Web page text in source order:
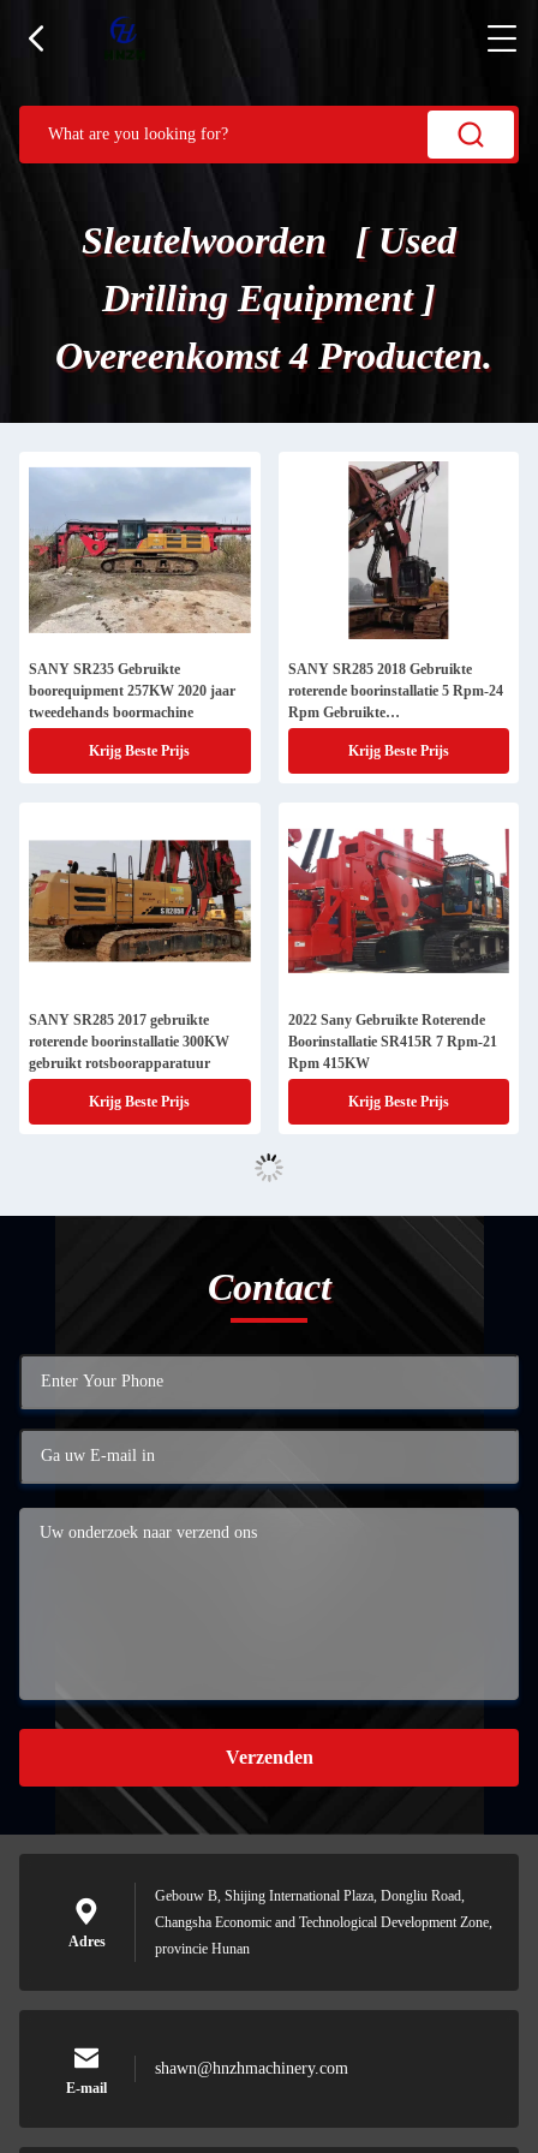
Sleutelwoorden [ Used
Drilling Equipment ]
Overeenkomst 4 Producten.
SANY SR235 Gebruikte
boorequipment 257KW 2020 jaar
tweedehands boormachine
Krijg Beste Prijs
SANY SR285 2018 Gebruikte
roterende boorinstallatie 5 Rpm-24
Rpm Gebruikte
waterboorapparatuur
Krijg Beste Prijs
SANY SR285 2017 gebruikte
roterende boorinstallatie 300KW
gebruikt rotsboorapparatuur
Krijg Beste Prijs
2022 Sany Gebruikte Roterende
Boorinstallatie SR415R 7 Rpm-21
Rpm 415KW
Krijg Beste Prijs
Contact
Verzenden
Adres
Gebouw B, Shijing International Plaza, Dongliu Road,
Changsha Economic and Technological Development Zone,
provincie Hunan
E-mail
shawn@hnzhmachinery.com